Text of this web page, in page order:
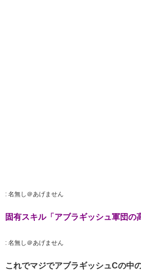
: 名無し＠あげません
固有スキル「アブラギッシュ軍団の
: 名無し＠あげません
これでマジでアブラギッシュCの中